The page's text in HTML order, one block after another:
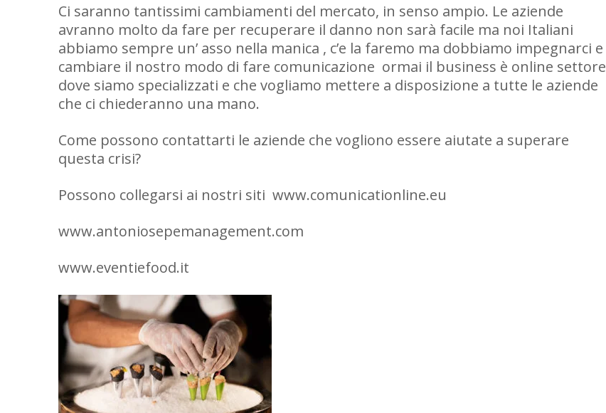
Ci saranno tantissimi cambiamenti del mercato, in senso ampio. Le aziende
avranno molto da fare per recuperare il danno non sarà facile ma noi Italiani
abbiamo sempre un’ asso nella manica , c’e la faremo ma dobbiamo impegnarci e
cambiare il nostro modo di fare comunicazione ormai il business è online settore
dove siamo specializzati e che vogliamo mettere a disposizione a tutte le aziende
che ci chiederanno una mano.
Come possono contattarti le aziende che vogliono essere aiutate a superare
questa crisi?
Possono collegarsi ai nostri siti www.comunicationline.eu
www.antoniosepemanagement.com
www.eventiefood.it